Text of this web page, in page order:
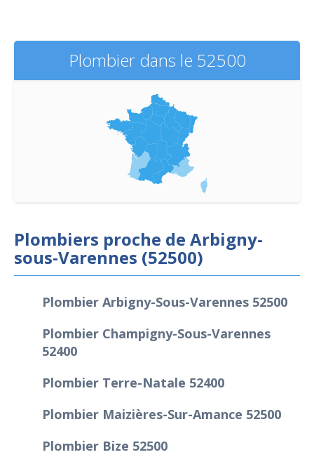
Plombier dans le 52500
Plombiers proche de Arbigny-
sous-Varennes (52500)
Plombier Arbigny-Sous-Varennes 52500
Plombier Champigny-Sous-Varennes
52400
Plombier Terre-Natale 52400
Plombier Maizières-Sur-Amance 52500
Plombier Bize 52500